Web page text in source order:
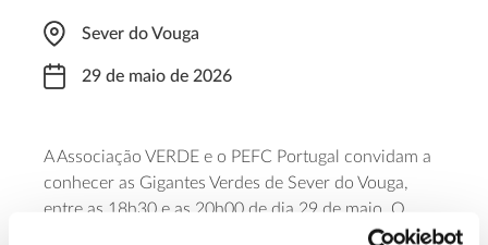
Sever do Vouga
29 de maio de 2026
A Associação VERDE e o PEFC Portugal convidam a
conhecer as Gigantes Verdes de Sever do Vouga,
entre as 18h30 e as 20h00 de dia 29 de maio. O
percurso permite saber mais sobre os exemplares